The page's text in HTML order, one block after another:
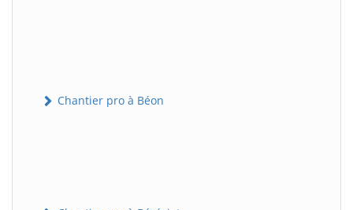
Chantier pro à Béon